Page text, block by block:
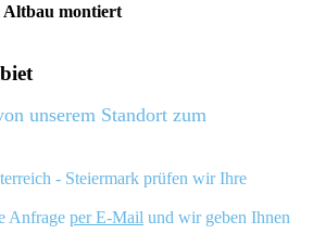
Altbau montiert
unserem Standort zum
- Steiermark prüfen wir Ihre
Anfrage per E-Mail und wir geben Ihnen